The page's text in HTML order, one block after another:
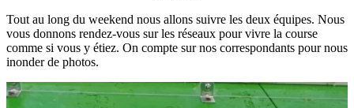
Tout au long du weekend nous allons suivre les deux équipes. Nous
vous donnons rendez-vous sur les réseaux pour vivre la course
comme si vous y étiez. On compte sur nos correspondants pour nous
inonder de photos.